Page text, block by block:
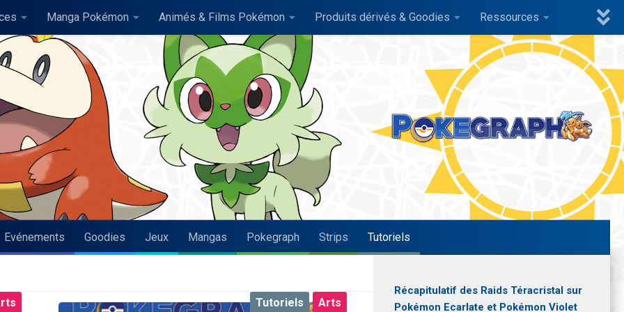
Manga Pokémon Animés & Films Pokémon Produits dérivés & Goodies Ressources
Evénements Goodies Jeux Mangas Pokegraph Strips Tutoriels
Arts
Tutoriels
Récapitulatif des Raids Téracristal sur
Pokémon Ecarlate et Pokémon Violet